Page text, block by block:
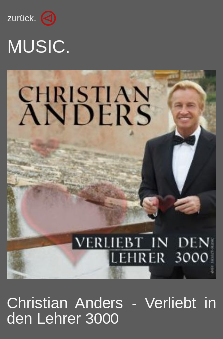
zurück.
MUSIC.
Christian Anders - Verliebt in
den Lehrer 3000